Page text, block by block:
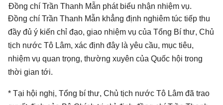
Đồng chí Trần Thanh Mẫn phát biểu nhận nhiệm vụ.
Đồng chí Trần Thanh Mẫn khẳng định nghiêm túc tiếp thu
đầy đủ ý kiến chỉ đạo, giao nhiệm vụ của Tổng Bí thư, Chủ
tịch nước Tô Lâm, xác định đây là yêu cầu, mục tiêu,
nhiệm vụ quan trọng, thường xuyên của Quốc hội trong
thời gian tới.
* Tại hội nghị, Tổng bí thư, Chủ tịch nước Tô Lâm đã trao